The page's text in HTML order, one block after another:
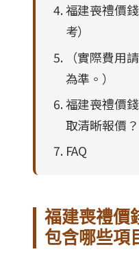
福建喪禮價
考）
（實際費用
為準。）
福建喪禮價
取清晰報價？
FAQ
福建喪禮價
包含哪些項